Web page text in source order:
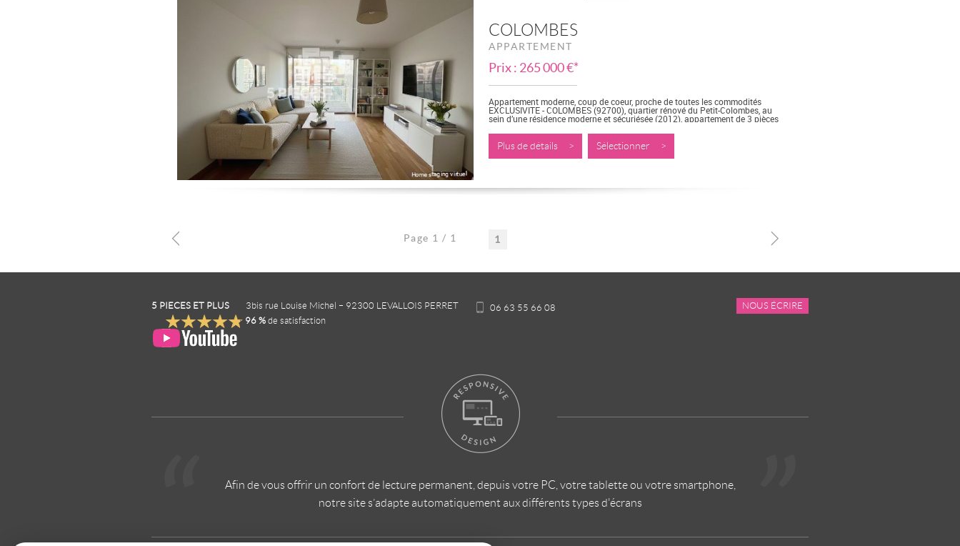
COLOMBES
APPARTEMENT
Prix : 265 000 €*
Appartement moderne, coup de coeur, proche de toutes les commodités
EXCLUSIVITE - COLOMBES (92700), quartier rénové du Petit-Colombes, au
sein d’une résidence moderne et sécuriésée (2012), appartement de 3 pièces
Plus de détails > Sélectionner >
Page 1 / 1 1
5 PIECES ET PLUS 3bis rue Louise Michel – 92300 LEVALLOIS PERRET 06 63 55 66 08
NOUS ÉCRIRE
96 % de satisfaction
Afin de vous offrir un confort de lecture permanent, depuis votre PC, votre tablette ou votre smartphone,
notre site s’adapte automatiquement aux différents types d'écrans